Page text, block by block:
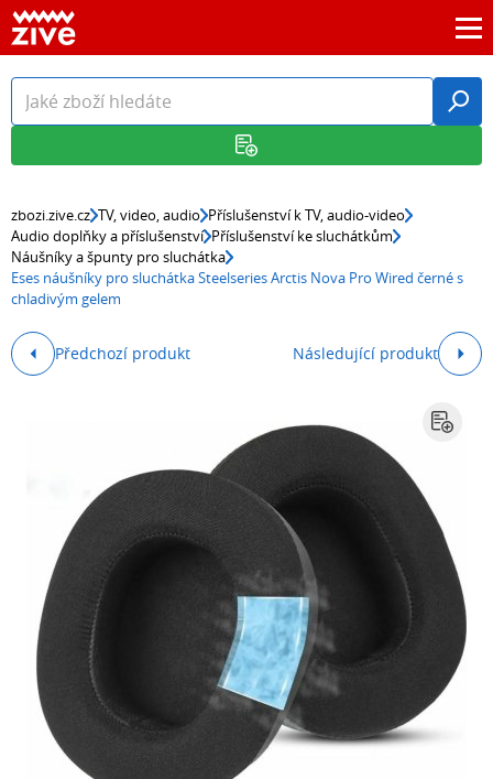
zbozi.zive.cz TV, video, audio Příslušenství k TV, audio-video
Audio doplňky a příslušenství Příslušenství ke sluchátkům
Náušníky a špunty pro sluchátka
Eses náušníky pro sluchátka Steelseries Arctis Nova Pro Wired černé s
chladivým gelem
Předchozí produkt Následující produkt